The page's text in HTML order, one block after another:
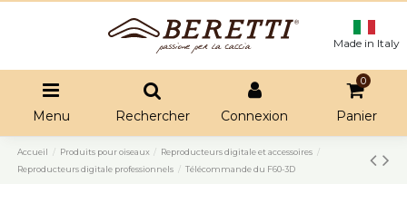
Made in Italy
Menu Rechercher Connexion
0
Panier
Accueil Produits pour oiseaux
Reproducteurs digitale et accessoires
Reproducteurs digitale professionnels
Télécommande du F60-3D